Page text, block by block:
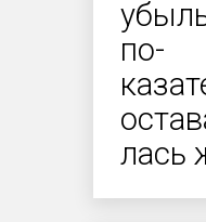
по-
лась